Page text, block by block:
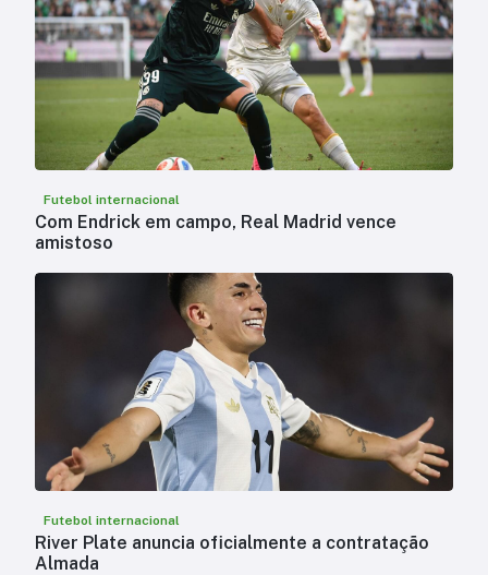
Futebol internacional
Com Endrick em campo, Real Madrid vence
amistoso
Futebol internacional
River Plate anuncia oficialmente a contratação
Almada